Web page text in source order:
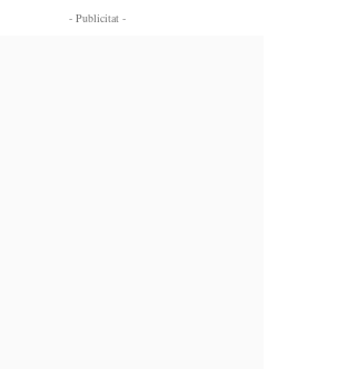
- Publicitat -